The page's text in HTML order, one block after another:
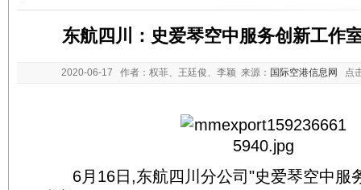
东航四川：史爱琴空中服务创新工作
2020-06-17 作者：权菲、王廷俊、李颖 来源： 国际空港信息网 点
6月16日,东航四川分公司"史爱琴空中服